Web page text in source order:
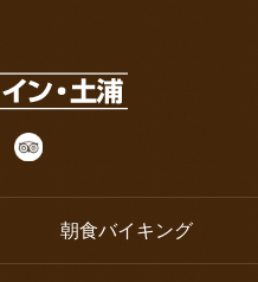
朝食バイキング